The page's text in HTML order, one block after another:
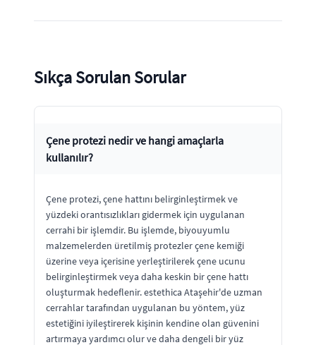
Sıkça Sorulan Sorular
Çene protezi nedir ve hangi amaçlarla
kullanılır?
Çene protezi, çene hattını belirginleştirmek ve
yüzdeki orantısızlıkları gidermek için uygulanan
cerrahi bir işlemdir. Bu işlemde, biyouyumlu
malzemelerden üretilmiş protezler çene kemiği
üzerine veya içerisine yerleştirilerek çene ucunu
belirginleştirmek veya daha keskin bir çene hattı
oluşturmak hedeflenir. estethica Ataşehir'de uzman
cerrahlar tarafından uygulanan bu yöntem, yüz
estetiğini iyileştirerek kişinin kendine olan güvenini
artırmaya yardımcı olur ve daha dengeli bir yüz